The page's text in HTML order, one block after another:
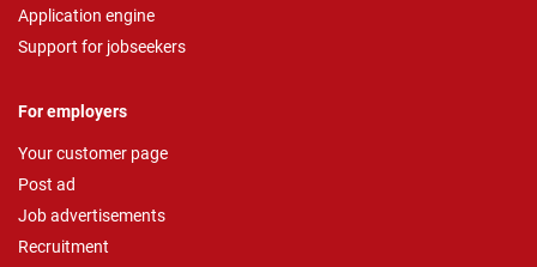
Application engine
Support for jobseekers
For employers
Your customer page
Post ad
Job advertisements
Recruitment